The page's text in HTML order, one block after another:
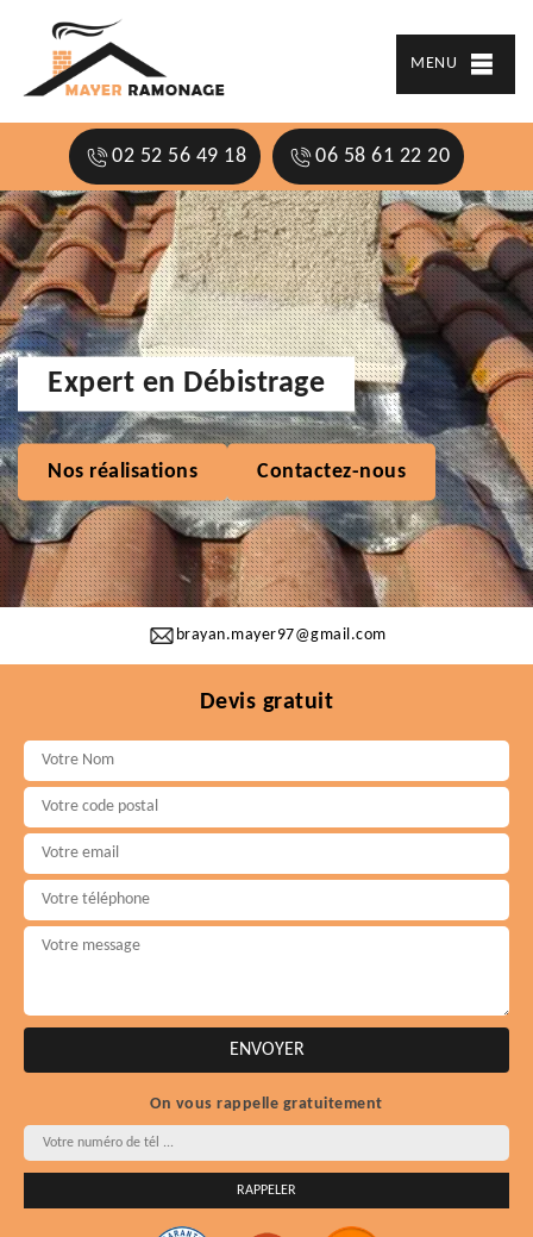
MENU
02 52 56 49 18 06 58 61 22 20
brayan.mayer97@gmail.com
Expert en Débistrage
Nos réalisations Contactez-nous
Devis gratuit
On vous rappelle gratuitement